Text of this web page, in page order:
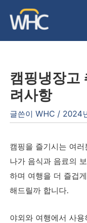
캠핑냉장고
려사항
글쓴이 WHC / 2024
캠핑을 즐기시는 여
나가 음식과 음료의
하며 여행을 더 즐겁
해드릴까 합니다.
야외와 여행에서 사